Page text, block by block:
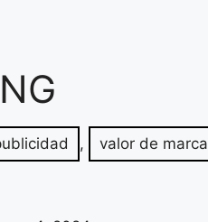
, valor de marca